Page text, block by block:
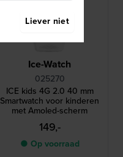
Ice-Watch
025270
ICE kids 4G 2.0 40 mm
Smartwatch voor kinderen
met Amoled-scherm
149,-
● Op voorraad
Liever niet